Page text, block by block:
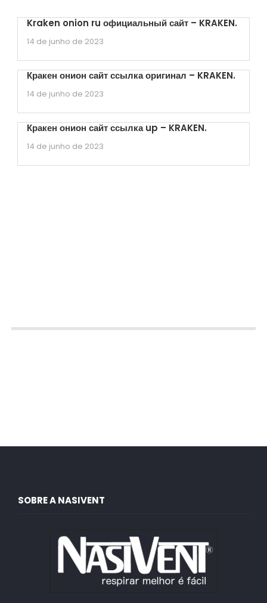
Kraken onion ru официальный сайт – KRAKEN.
14 de junho de 2023
Кракен онион сайт ссылка оригинал – KRAKEN.
14 de junho de 2023
Кракен онион сайт ссылка up – KRAKEN.
14 de junho de 2023
SOBRE A NASIVENT